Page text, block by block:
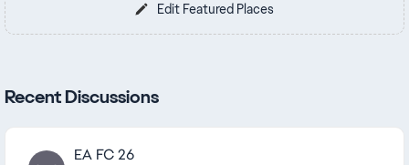
Edit Featured Places
Recent Discussions
EA FC 26